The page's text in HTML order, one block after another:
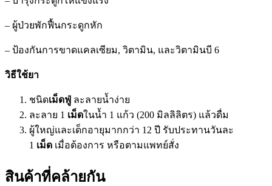
– ผู้ป่วยพักฟื้นกระดูกหัก
– ป้องกันการขาดแคลเซียม, วิตามิน, และวิตามินบี 6
วิธีใช้ยา
ชนิดเม็ดฟู่ ละลายน้ำง่าย
ละลาย 1 เม็ดในน้ำ 1 แก้ว (200 มิลลิลิตร) แล้วดื่ม
ผู้ใหญ่และเด็กอายุมากกว่า 12 ปี รับประทานวันละ
1 เม็ด เมื่อต้องการ หรือตามแพทย์สั่ง
สินค้าที่คล้ายกัน